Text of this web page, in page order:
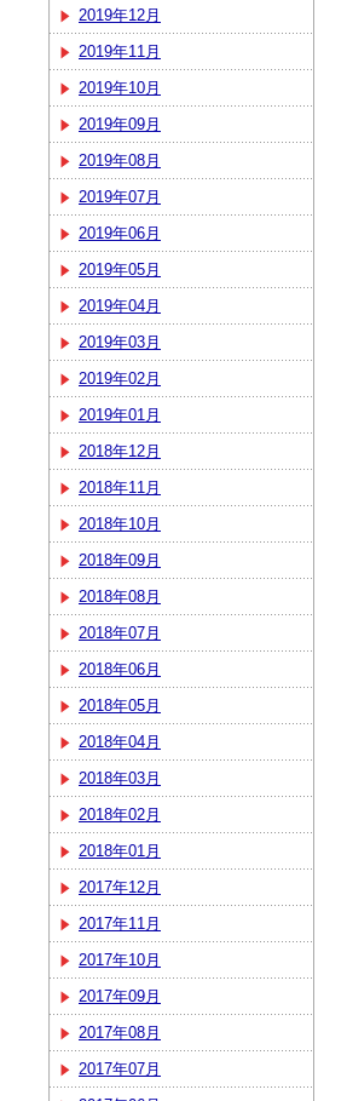
2019年12月
2019年11月
2019年10月
2019年09月
2019年08月
2019年07月
2019年06月
2019年05月
2019年04月
2019年03月
2019年02月
2019年01月
2018年12月
2018年11月
2018年10月
2018年09月
2018年08月
2018年07月
2018年06月
2018年05月
2018年04月
2018年03月
2018年02月
2018年01月
2017年12月
2017年11月
2017年10月
2017年09月
2017年08月
2017年07月